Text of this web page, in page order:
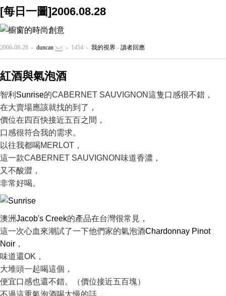
[每日一圖]2006.08.28
2006-08-28 - duncan - 1454 - 我的視界 - 讀者回應
紅酒與氣泡酒
智利 Sunrise的CABERNET SAUVIGNON這隻口感很不錯，
在大賣場應該就找的到了，
價位在四百快接近五百之間，
口感很符合我的需求。
以往我都喝MERLOT，
這一款CABERNET SAUVIGNON味道香濃，
又不酸澀，
非常好喝。
澳洲Jacob's Creek的產品在台灣很常見，
這一次心血來潮試了一下他們家的氣泡酒Chardonnay Pinot
Noir ，
味道還OK，
大堆頭一起喝這個，
便宜口感也還不錯。（價位接近五百塊）
不過這重氣泡酒喝太慢的話，